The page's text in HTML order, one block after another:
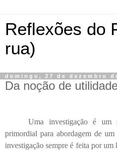
Reflexões do
rua)
domingo, 27 de dezembro
Da noção de
Uma investigação é um
primordial para abordagem de
investigação sempre é feita por